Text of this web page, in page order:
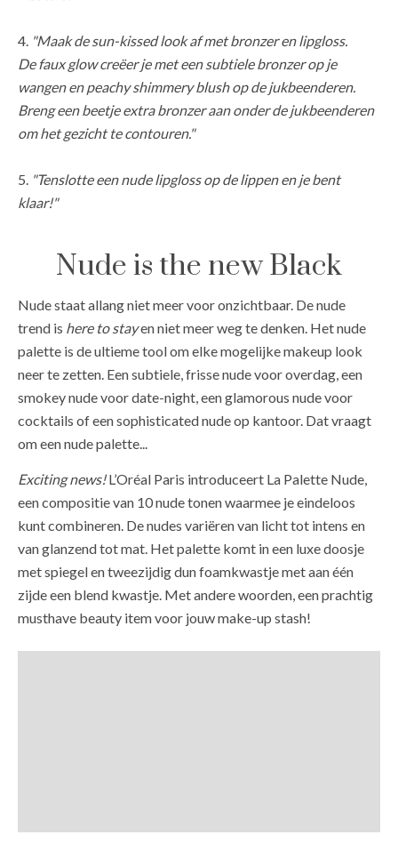
4. "Maak de sun-kissed look af met bronzer en lipgloss.
De faux glow creëer je met een subtiele bronzer op je
wangen en peachy shimmery blush op de jukbeenderen.
Breng een beetje extra bronzer aan onder de jukbeenderen
om het gezicht te contouren."
5. "Tenslotte een nude lipgloss op de lippen en je bent
klaar!"
Nude is the new Black
Nude staat allang niet meer voor onzichtbaar. De nude
trend is here to stayen niet meer weg te denken. Het nude
palette is de ultieme tool om elke mogelijke makeup look
neer te zetten. Een subtiele, frisse nude voor overdag, een
smokey nude voor date-night, een glamorous nude voor
cocktails of een sophisticated nude op kantoor. Dat vraagt
om een nude palette...
Exciting news!L’Oréal Paris introduceert La Palette Nude,
een compositie van 10 nude tonen waarmee je eindeloos
kunt combineren. De nudes variëren van licht tot intens en
van glanzend tot mat. Het palette komt in een luxe doosje
met spiegel en tweezijdig dun foamkwastje met aan één
zijde een blend kwastje. Met andere woorden, een prachtig
musthave beauty item voor jouw make-up stash!